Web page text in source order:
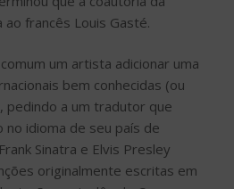
francês Louis Gasté.
um artista adicionar uma
bem conhecidas (ou
pedindo a um tradutor que
idioma de seu país de
Sinatra e Elvis Presley
originalmente escritas em